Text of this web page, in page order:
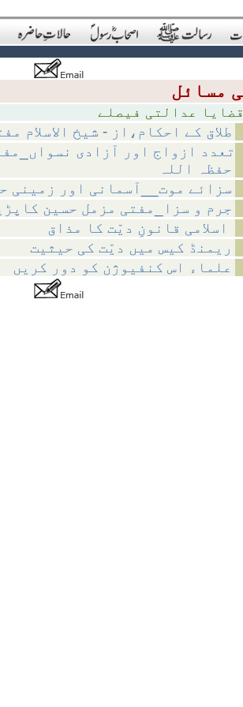
طلاق کے احکام،از - شیخ الاسلام
تعدد ازواج اور آزادی
حفظہ اللہ
سزائے موت__آسمانی اور زمینی
جرم و سزا_مفتی مزمل حسین
ریمنڈ کیس میں دیّت کی حیثیت
علماء اس کنفیوژن کو دور کریں